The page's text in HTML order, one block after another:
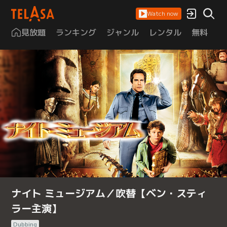
Watch now
見放題 ランキング ジャンル レンタル 無料
ナイト ミュージアム／吹替【ベン・スティ
ラー主演】
Dubbing